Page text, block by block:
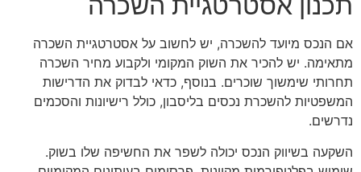
אם הנכס מיועד להשכרה, יש לחשוב על אסטרטגיית השכרה
מתאימה. יש להכיר את השוק המקומי ולקבוע מחיר השכרה
תחרותי שימשוך שוכרים. בנוסף, כדאי לבדוק את הדרישות
המשפטיות להשכרת נכסים בליסבון, כולל רישיונות והסכמים
נדרשים.
השקעה בשיווק הנכס יכולה לשפר את החשיפה שלו בשוק.